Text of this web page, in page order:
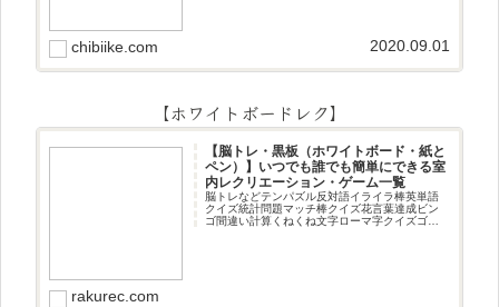
chibiike.com 2020.09.01
【ホワイトボードレク】
【脳トレ・黒板（ホワイトボード・紙と
ペン）】いつでも誰でも簡単にできる室
内レクリエーション・ゲーム一覧
脳トレなどテンパズル反対語イライラ棒英単語
クイズ統計問題マッチ棒クイズ花言葉達成ビン
ゴ間違い計算くねくね文字ローマ字クイズゴロ
rakurec.com